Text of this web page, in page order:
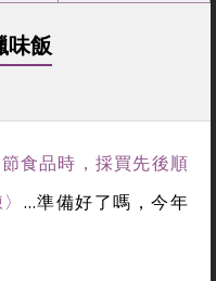
味飯
節食品時，採買先後順
…準備好了嗎，今年